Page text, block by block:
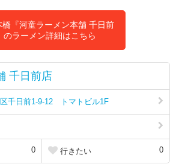
橋『河童ラーメン本舗 千日前
のラーメン詳細はこちら
千日前店
千日前1-9-12 トマトビル1F
0 行きたい 0